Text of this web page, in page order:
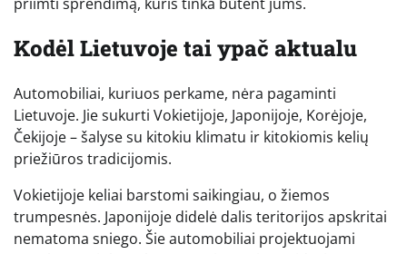
Kodėl Lietuvoje tai ypač aktualu
Automobiliai, kuriuos perkame, nėra pagaminti
Lietuvoje. Jie sukurti Vokietijoje, Japonijoje, Korėjoje,
Čekijoje – šalyse su kitokiu klimatu ir kitokiomis kelių
priežiūros tradicijomis.
Vokietijoje keliai barstomi saikingiau, o žiemos
trumpesnės. Japonijoje didelė dalis teritorijos apskritai
nematoma sniego. Šie automobiliai projektuojami